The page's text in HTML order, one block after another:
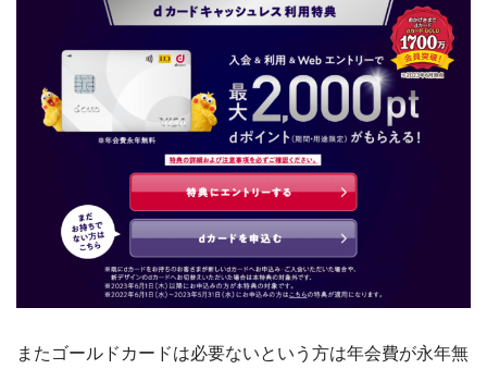
またゴールドカードは必要ないという方は年会費が永年無